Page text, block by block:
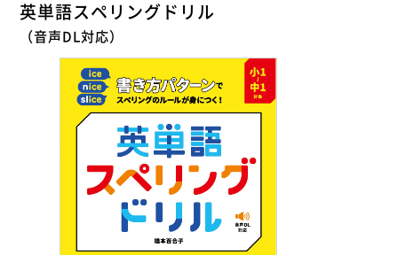
フランス語
スペイン語
イタリア語
ヨーロッパ諸語
英単語スペリングドリル
（音声DL対応）